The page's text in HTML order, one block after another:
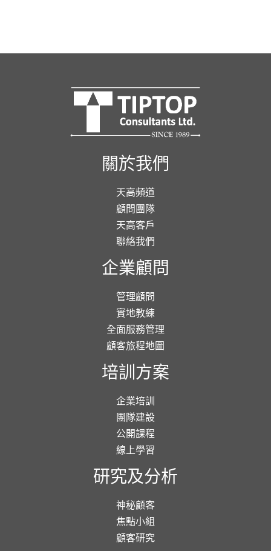
關於我們
天高頻道
顧問團隊
天高客戶
聯絡我們
企業顧問
管理顧問
實地教練
全面服務管理
顧客旅程地圖
培訓方案
企業培訓
團隊建設
公開課程
線上學習
研究及分析
神秘顧客
焦點小組
顧客研究